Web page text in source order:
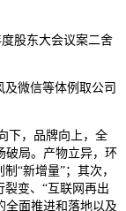
股东大会议案二舍
微信等体例取公司
下，品牌向上，全
破局。产物立异，环
“新增量”；其次，
变、“互联网再出
全面推进和落地以及